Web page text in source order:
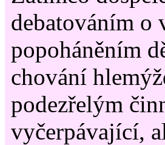
debatováním o
popoháněním
chování
podezřelým
vyčerpávající,